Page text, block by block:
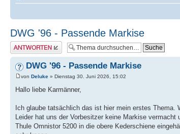
DWG '96 - Passende Markise
Antwort erstellen
DWG '96 - Passende Markise
von Deluke » Dienstag 30. Juni 2026, 15:02
Hallo liebe Karmänner,
Ich glaube tatsächlich das ist hier mein erstes
Leider hat uns der Vorbesitzer keine Markise
Thule Omnistor 5200 in die obere Kederschiene